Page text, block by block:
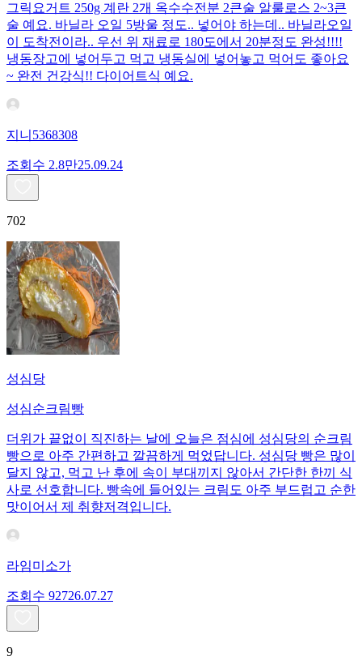
그릭요거트 250g 계란 2개 옥수수전분 2큰술 알룰로스 2~3큰
술 예요. 바닐라 오일 5방울 정도.. 넣어야 하는데.. 바닐라오일
이 도착전이라.. 우선 위 재료로 180도에서 20분정도 완성!!!!
냉동장고에 넣어두고 먹고 냉동실에 넣어놓고 먹어도 좋아요
~ 완전 건강식!! 다이어트식 예요.
지니5368308
조회수 2.8만25.09.24
702
성심당
성심순크림빵
더위가 끝없이 직진하는 날에 오늘은 점심에 성심당의 순크림
빵으로 아주 간편하고 깔끔하게 먹었답니다. 성심당 빵은 많이
달지 않고, 먹고 난 후에 속이 부대끼지 않아서 간단한 한끼 식
사로 선호합니다. 빵속에 들어있는 크림도 아주 부드럽고 순한
맛이어서 제 취향저격입니다.
라임미소가
조회수 92726.07.27
9